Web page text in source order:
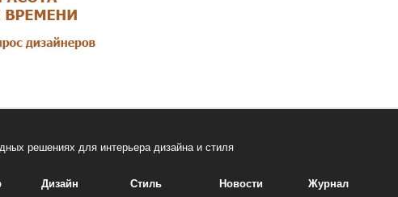
решениях для интерьера дизайна и стиля
Дизайн Стиль Новости Журнал